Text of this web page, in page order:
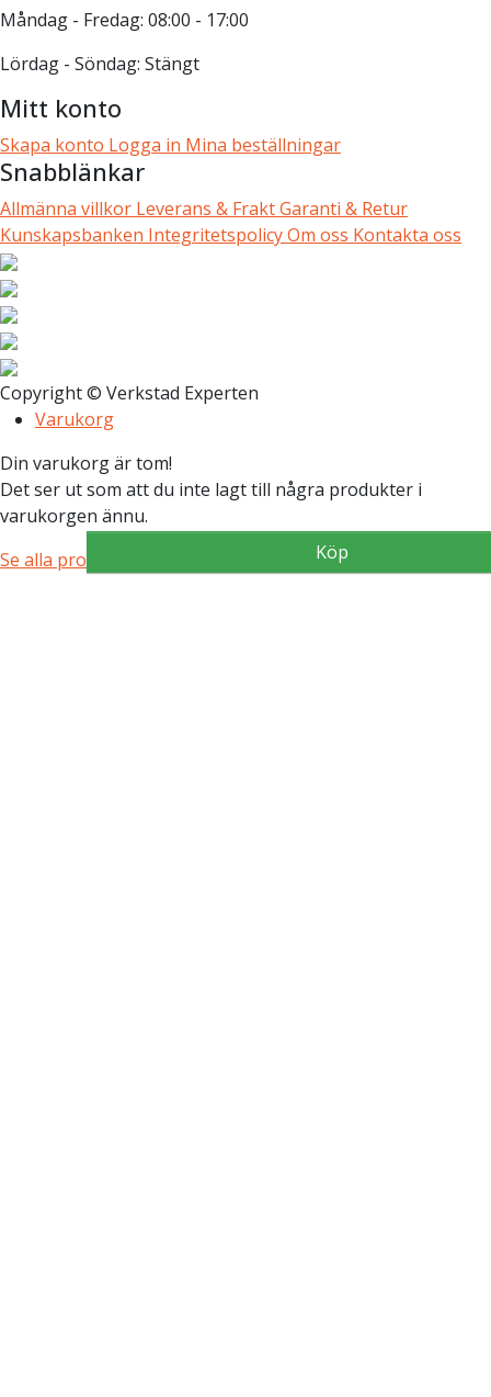
Köp
Köp
Köp
Köp
Måndag - Fredag: 08:00 - 17:00
Lördag - Söndag: Stängt
Mitt konto
Skapa konto Logga in Mina beställningar
Snabblänkar
Allmänna villkor Leverans & FraktGaranti & Retur
Kunskapsbanken IntegritetspolicyOm oss Kontakta oss
Copyright © Verkstad Experten
Varukorg
Din varukorg är tom!
Det ser ut som att du inte lagt till några produkter i
varukorgen ännu.
Se alla produkter